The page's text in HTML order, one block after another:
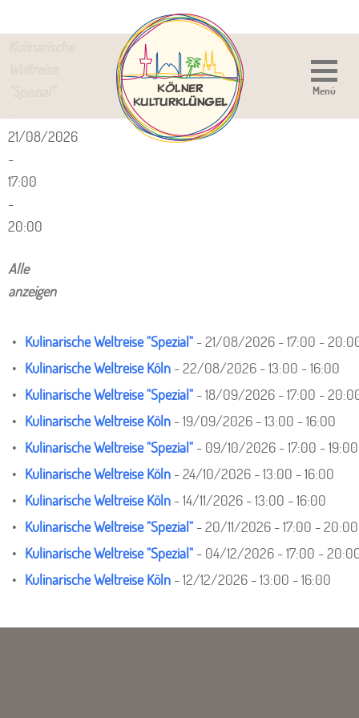
-
21/08/2026
-
17:00
-
20:00
Alle
anzeigen
Kulinarische Weltreise "Spezial" - 21/08/2026 - 17:00 -
Kulinarische Weltreise Köln - 22/08/2026 - 13:00 - 16:00
Kulinarische Weltreise "Spezial" - 18/09/2026 - 17:00 -
Kulinarische Weltreise Köln - 19/09/2026 - 13:00 - 16:00
Kulinarische Weltreise "Spezial" - 09/10/2026 - 17:00 - 19:00
Kulinarische Weltreise Köln - 24/10/2026 - 13:00 - 16:00
Kulinarische Weltreise Köln - 14/11/2026 - 13:00 - 16:00
Kulinarische Weltreise "Spezial" - 20/11/2026 - 17:00 - 20:00
Kulinarische Weltreise "Spezial" - 04/12/2026 - 17:00 -
Kulinarische Weltreise Köln - 12/12/2026 - 13:00 - 16:00
Menü